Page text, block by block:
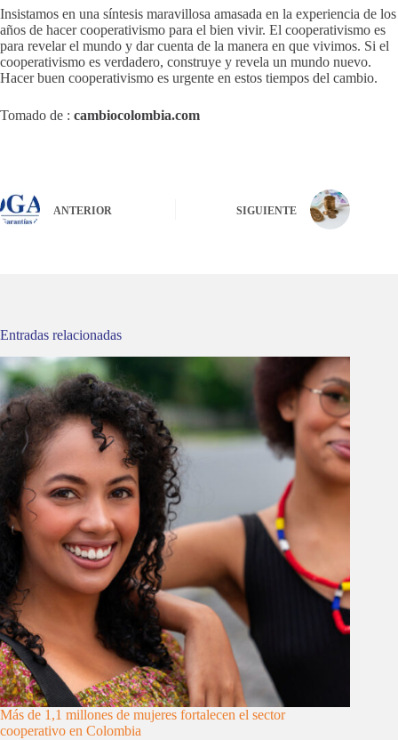
Insistamos en una síntesis maravillosa amasada en la experiencia de los
años de hacer cooperativismo para el bien vivir. El cooperativismo es
para revelar el mundo y dar cuenta de la manera en que vivimos. Si el
cooperativismo es verdadero, construye y revela un mundo nuevo.
Hacer buen cooperativismo es urgente en estos tiempos del cambio.
Tomado de : cambiocolombia.com
ANTERIOR SIGUIENTE
Entradas relacionadas
Más de 1,1 millones de mujeres fortalecen el sector
cooperativo en Colombia